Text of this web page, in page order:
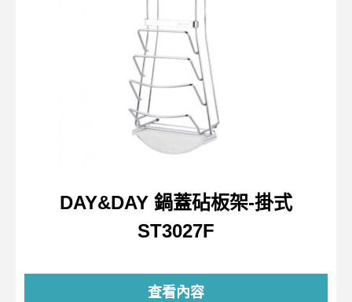
DAY&DAY 鍋蓋砧板架-掛式
ST3027F
查看內容